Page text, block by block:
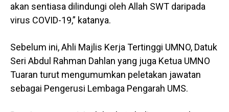
akan sentiasa dilindungi oleh Allah SWT daripada
virus COVID-19,” katanya.
Sebelum ini, Ahli Majlis Kerja Tertinggi UMNO, Datuk
Seri Abdul Rahman Dahlan yang juga Ketua UMNO
Tuaran turut mengumumkan peletakan jawatan
sebagai Pengerusi Lembaga Pengarah UMS.